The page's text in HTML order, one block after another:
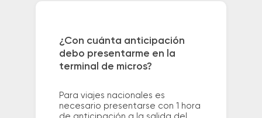
¿Con cuánta anticipación
debo presentarme en la
terminal de micros?
Para viajes nacionales es
necesario presentarse con 1 hora